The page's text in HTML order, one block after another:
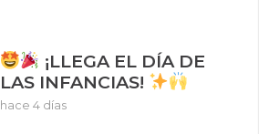
¡LLEGA EL DÍA DE
LAS INFANCIAS!
hace 4 días